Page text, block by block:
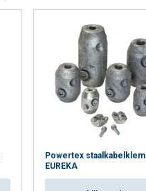
Powertex staalkabelklem
EUREKA